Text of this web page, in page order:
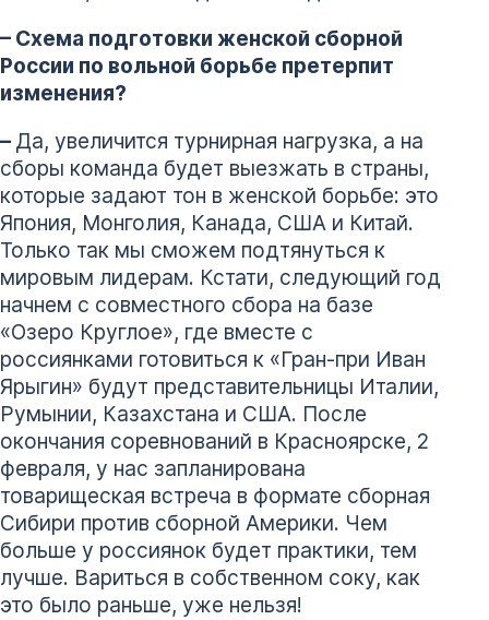
– Схема подготовки женской сборной
России по вольной борьбе претерпит
изменения?
– Да, увеличится турнирная нагрузка, а на
сборы команда будет выезжать в страны,
которые задают тон в женской борьбе: это
Япония, Монголия, Канада, США и Китай.
Только так мы сможем подтянуться к
мировым лидерам. Кстати, следующий год
начнем с совместного сбора на базе
«Озеро Круглое», где вместе с
россиянками готовиться к «Гран-при Иван
Ярыгин» будут представительницы Италии,
Румынии, Казахстана и США. После
окончания соревнований в Красноярске, 2
февраля, у нас запланирована
товарищеская встреча в формате сборная
Сибири против сборной Америки. Чем
больше у россиянок будет практики, тем
лучше. Вариться в собственном соку, как
это было раньше, уже нельзя!